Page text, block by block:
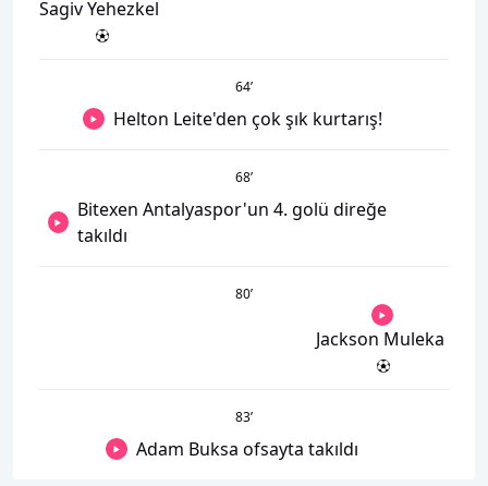
Sagiv Yehezkel
64’
Helton Leite'den çok şık kurtarış!
68’
Bitexen Antalyaspor'un 4. golü direğe
takıldı
80’
Jackson Muleka
83’
Adam Buksa ofsayta takıldı